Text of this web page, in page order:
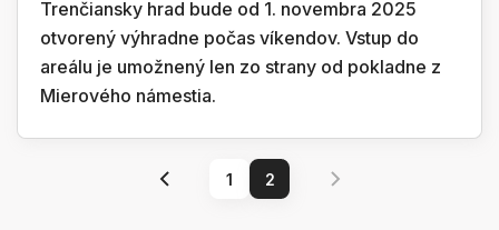
Trenčiansky hrad bude od 1. novembra 2025
otvorený výhradne počas víkendov. Vstup do
areálu je umožnený len zo strany od pokladne z
Mierového námestia.
1 2